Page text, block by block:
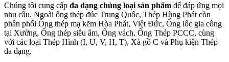
Chúng tôi cung cấp đa dạng chủng loại sản phẩm để đáp ứng mọi
nhu cầu. Ngoài ống thép đúc Trung Quốc, Thép Hùng Phát còn
phân phối Ống thép mạ kẽm Hòa Phát, Việt Đức, Ống lốc gia công
tại Xưởng, Ống thép siêu âm, Ống vách, Ống Thép PCCC, cùng
với các loại Thép Hình (I, U, V, H, T), Xà gồ C và Phụ kiện Thép
đa dạng.